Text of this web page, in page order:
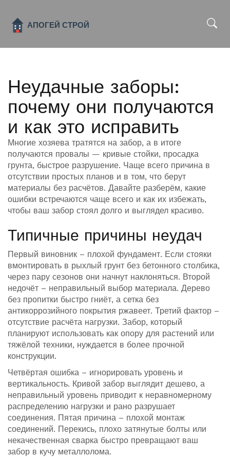
Неудачные заборы:
почему они получаются
и как это исправить
Многие хозяева тратятся на забор, а в итоге
получаются провалы — кривые стойки, просадка
грунта, быстрое разрушение. Чаще всего причина в
отсутствии простых планов и в том, что берут
материалы без расчётов. Давайте разберём, какие
ошибки встречаются чаще всего и как их избежать,
чтобы ваш забор стоял долго и выглядел красиво.
Типичные причины неудач
Первый виновник – плохой фундамент. Если стояки
вмонтировать в рыхлый грунт без бетонного столбика,
через пару сезонов они начнут наклоняться. Второй
недочёт – неправильный выбор материала. Дерево
без пропитки быстро гниёт, а сетка без
антикоррозийного покрытия ржавеет. Третий фактор –
отсутствие расчёта нагрузки. Забор, который
планируют использовать как опору для растений или
тяжёлой техники, нуждается в более прочной
конструкции.
Четвёртая ошибка – игнорировать уровень и
вертикальность. Кривой забор выглядит дешево, а
неправильный уровень приводит к неравномерному
распределению нагрузки и рано разрушает
соединения. Пятая причина – плохой монтаж
соединений. Перекись, плохо затянутые болты или
некачественная сварка быстро превращают ваш
забор в кучу металлолома.